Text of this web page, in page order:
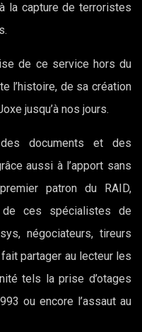
la capture de terroristes
de ce service hors du
l’histoire, de sa création
jusqu’à nos jours.
documents et des
aussi à l’apport sans
patron du RAID,
de ces spécialistes de
négociateurs, tireurs
partager au lecteur les
tels la prise d’otages
ou encore l’assaut au